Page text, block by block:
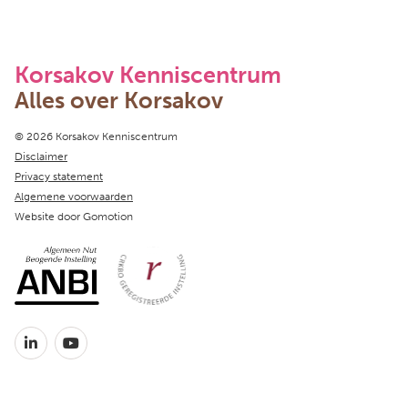
Korsakov Kenniscentrum
Alles over Korsakov
Copyright navigation
© 2026 Korsakov Kenniscentrum
Disclaimer
Privacy statement
Algemene voorwaarden
Website door Gomotion